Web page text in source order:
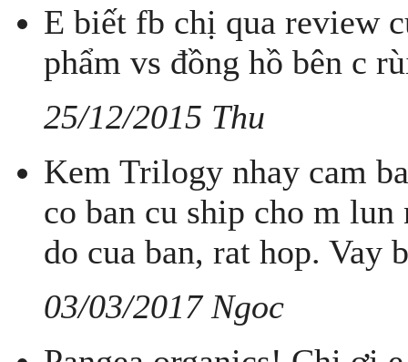
E biết fb chị qua review
phẩm vs đồng hồ bên c
25/12/2015 Thu
Kem Trilogy nhay cam
co ban cu ship cho m
do cua ban, rat hop. Vay
03/03/2017 Ngoc